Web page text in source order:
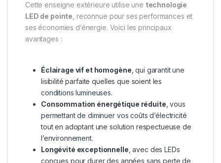
Cette enseigne extérieure utilise une technologie
LED de pointe , reconnue pour ses performances et
ses économies d’énergie. Voici les principaux
avantages :
Éclairage vif et homogène , qui garantit une
lisibilité parfaite quelles que soient les
conditions lumineuses.
Consommation énergétique réduite , vous
permettant de diminuer vos coûts d’électricité
tout en adoptant une solution respectueuse de
l’environnement.
Longévité exceptionnelle , avec des LEDs
conçues pour durer des années sans perte de